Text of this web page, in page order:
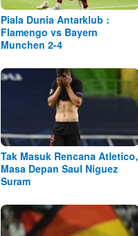
Piala Dunia Antarklub :
Flamengo vs Bayern
Munchen 2-4
Tak Masuk Rencana Atletico,
Masa Depan Saul Niguez
Suram